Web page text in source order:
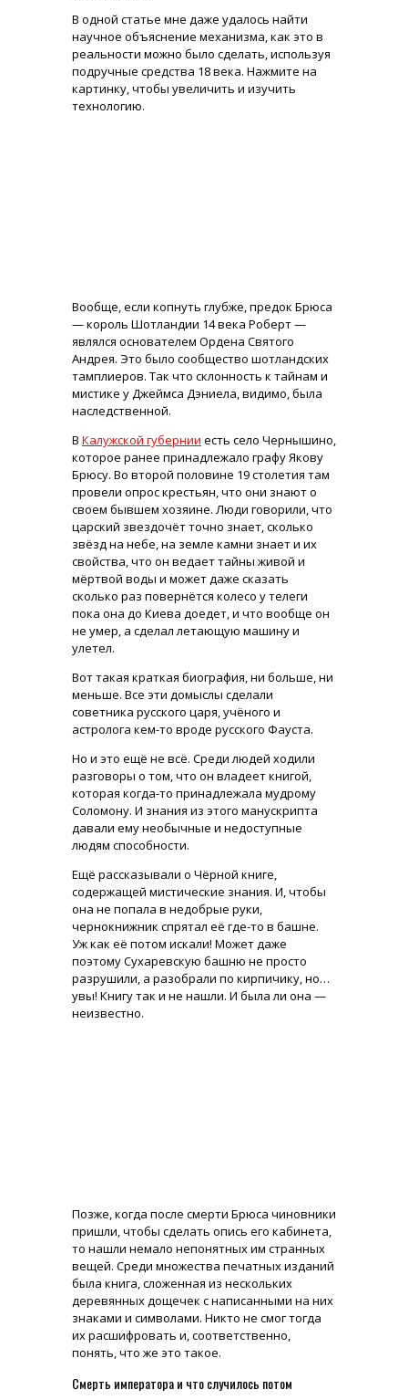
В одной статье мне даже удалось найти
научное объяснение механизма, как это в
реальности можно было сделать, используя
подручные средства 18 века. Нажмите на
картинку, чтобы увеличить и изучить
технологию.
Вообще, если копнуть глубже, предок Брюса
— король Шотландии 14 века Роберт —
являлся основателем Ордена Святого
Андрея. Это было сообщество шотландских
тамплиеров. Так что склонность к тайнам и
мистике у Джеймса Дэниела, видимо, была
наследственной.
В Калужской губернии есть село Чернышино,
которое ранее принадлежало графу Якову
Брюсу. Во второй половине 19 столетия там
провели опрос крестьян, что они знают о
своем бывшем хозяине. Люди говорили, что
царский звездочёт точно знает, сколько
звёзд на небе, на земле камни знает и их
свойства, что он ведает тайны живой и
мёртвой воды и может даже сказать
сколько раз повернётся колесо у телеги
пока она до Киева доедет, и что вообще он
не умер, а сделал летающую машину и
улетел.
Вот такая краткая биография, ни больше, ни
меньше. Все эти домыслы сделали
советника русского царя, учёного и
астролога кем-то вроде русского Фауста.
Но и это ещё не всё. Среди людей ходили
разговоры о том, что он владеет книгой,
которая когда-то принадлежала мудрому
Соломону. И знания из этого манускрипта
давали ему необычные и недоступные
людям способности.
Ещё рассказывали о Чёрной книге,
содержащей мистические знания. И, чтобы
она не попала в недобрые руки,
чернокнижник спрятал её где-то в башне.
Уж как её потом искали! Может даже
поэтому Сухаревскую башню не просто
разрушили, а разобрали по кирпичику, но…
увы! Книгу так и не нашли. И была ли она —
неизвестно.
Позже, когда после смерти Брюса чиновники
пришли, чтобы сделать опись его кабинета,
то нашли немало непонятных им странных
вещей. Среди множества печатных изданий
была книга, сложенная из нескольких
деревянных дощечек с написанными на них
знаками и символами. Никто не смог тогда
их расшифровать и, соответственно,
понять, что же это такое.
Смерть императора и что случилось потом